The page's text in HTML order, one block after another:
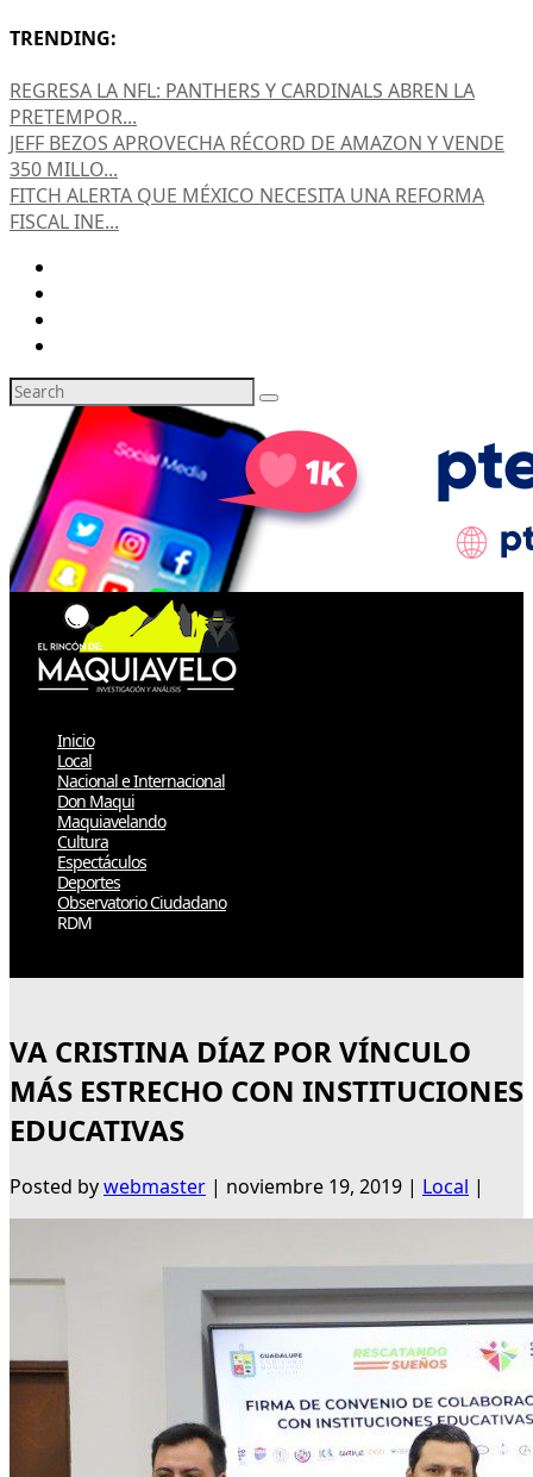
TRENDING:
REGRESA LA NFL: PANTHERS Y CARDINALS ABREN LA
PRETEMPOR...
JEFF BEZOS APROVECHA RÉCORD DE AMAZON Y VENDE
350 MILLO...
FITCH ALERTA QUE MÉXICO NECESITA UNA REFORMA
FISCAL INE...
Inicio
Local
Nacional e Internacional
Don Maqui
Maquiavelando
Cultura
Espectáculos
Deportes
Observatorio Ciudadano
RDM
VA CRISTINA DÍAZ POR VÍNCULO
MÁS ESTRECHO CON INSTITUCIONES
EDUCATIVAS
Posted bywebmaster | noviembre 19, 2019 | Local |